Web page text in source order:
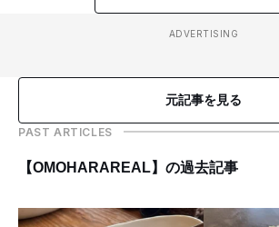
ADVERTISING
元記事を見る
PAST ARTICLES
【OMOHARAREAL】の過去記事